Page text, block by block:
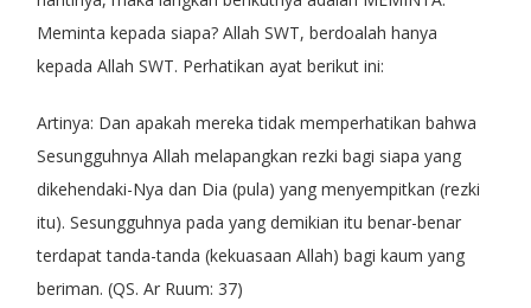
Meminta kepada siapa? Allah SWT, berdoalah hanya
kepada Allah SWT. Perhatikan ayat berikut ini:
Artinya: Dan apakah mereka tidak memperhatikan bahwa
Sesungguhnya Allah melapangkan rezki bagi siapa yang
dikehendaki-Nya dan Dia (pula) yang menyempitkan (rezki
itu). Sesungguhnya pada yang demikian itu benar-benar
terdapat tanda-tanda (kekuasaan Allah) bagi kaum yang
beriman. (QS. Ar Ruum: 37)